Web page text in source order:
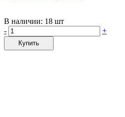
В наличии: 18 шт
-
+
Купить